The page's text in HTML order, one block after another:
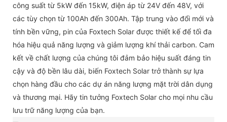
công suất từ ​​5kW đến 15kW, điện áp từ 24V đến 48V, với
các tùy chọn từ 100Ah đến 300Ah. Tập trung vào đổi mới và
tính bền vững, pin của Foxtech Solar được thiết kế để tối đa
hóa hiệu quả năng lượng và giảm lượng khí thải carbon. Cam
kết về chất lượng của chúng tôi đảm bảo hiệu suất đáng tin
cậy và độ bền lâu dài, biến Foxtech Solar trở thành sự lựa
chọn hàng đầu cho các dự án năng lượng mặt trời dân dụng
và thương mại. Hãy tin tưởng Foxtech Solar cho mọi nhu cầu
lưu trữ năng lượng của bạn.